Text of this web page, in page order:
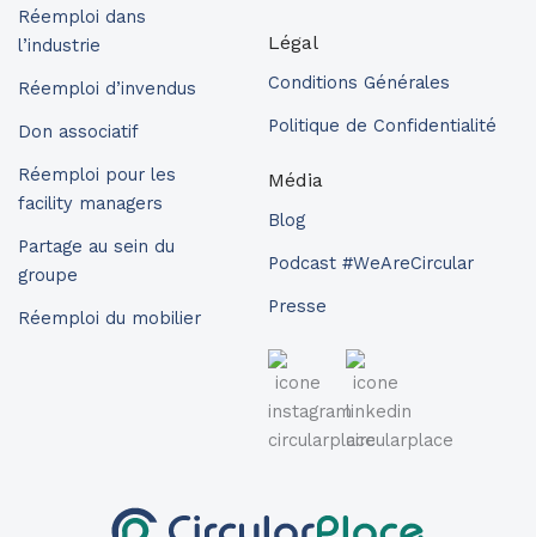
Réemploi dans
l’industrie
Réemploi d’invendus
Don associatif
Réemploi pour les
facility managers
Partage au sein du
groupe
Réemploi du mobilier
Légal
Conditions Générales
Politique de Confidentialité
Média
Blog
Podcast #WeAreCircular
Presse